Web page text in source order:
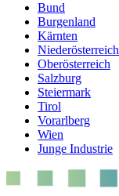
Bund
Burgenland
Kärnten
Niederösterreich
Oberösterreich
Salzburg
Steiermark
Tirol
Vorarlberg
Wien
Junge Industrie